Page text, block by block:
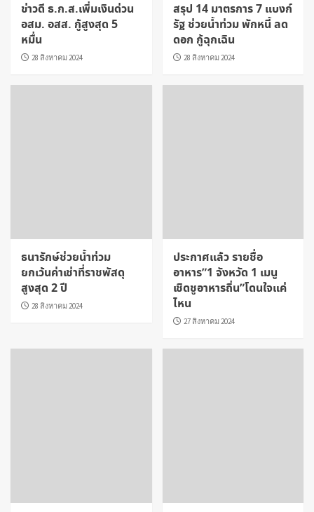
ข่าวดี ธ.ก.ส.เพิ่มเงินด่วน
อสม. อสส. กู้สูงสุด 5
หมื่น
28 สิงหาคม 2024
สรุป 14 มาตรการ 7 แบงก์
รัฐ ช่วยน้ำท่วม พักหนี้ ลด
ดอก กู้ฉุกเฉิน
28 สิงหาคม 2024
ธนารักษ์ช่วยน้ำท่วม
ยกเว้นค่าเช่าที่ราชพัสดุ
สูงสุด 2 ปี
28 สิงหาคม 2024
ประกาศแล้ว รายชื่อ
อาหาร”1 จังหวัด 1 เมนู
เชิดชูอาหารถิ่น”โดนใจแค่
ไหน
27 สิงหาคม 2024